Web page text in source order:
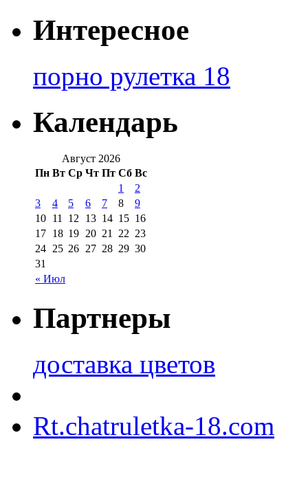
Интересное
порно рулетка 18
Календарь
Август 2026
Пн Вт Ср Чт Пт Сб Вс
« Июл
1
2
3
4 5 6 7 8
9
10 11 12 13 14 15 16
17 18 19 20 21 22 23
24 25 26 27 28 29 30
31
Партнеры
доставка цветов
Rt.chatruletka-18.com